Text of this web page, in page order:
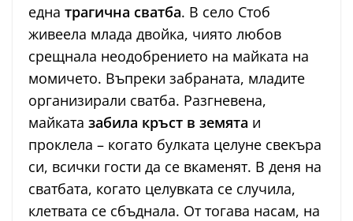
една трагична сватба. В село Стоб
живеела млада двойка, чиято любов
срещнала неодобрението на майката на
момичето. Въпреки забраната, младите
организирали сватба. Разгневена,
майката забила кръст в земята и
проклела – когато булката целуне свекъра
си, всички гости да се вкаменят. В деня на
сватбата, когато целувката се случила,
клетвата се сбъднала. От тогава насам, на